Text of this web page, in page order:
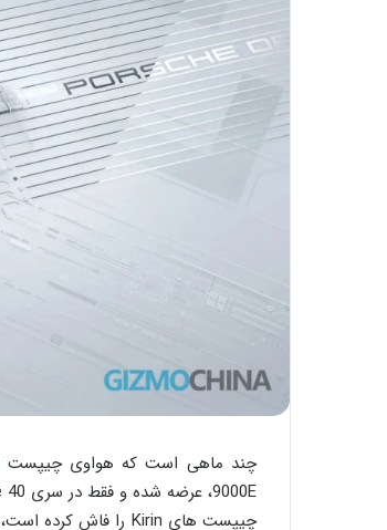
چند ماهی است که هواوی چیپست